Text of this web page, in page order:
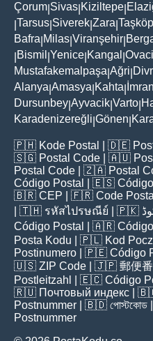
Çorum Sivas Kiziltepe
Tarsus Siverek Zara
Bafra Milas Viranşehir
Bismil Yenice Kangal
Mustafakemalpaşa Ağri
Alanya Amasya Kahta
Dursunbey Ayvacik Varto
Karadenizereğli Gönen
🇵🇭 Kode Postal | 🇩🇪
🇸🇬 Postal Code | 🇦🇺
Postal Code | 🇿🇦 Postal
Código Postal
| 🇪🇸
🇧🇷 CEP | 🇫🇷 Code Postal
| 🇹🇭 รหัสไปรษณีย์ | 🇵🇰
Código Postal
| 🇦🇷
Posta Kodu | 🇵🇱 Kod
Postinumero | 🇵🇪 Código
🇺🇸 ZIP Code | 🇯🇵 郵便
Postleitzahl
| 🇪🇨 Código
🇷🇺 Почтовый индекс |
Postnummer | 🇧🇩 পোস্টকোড
Postnummer